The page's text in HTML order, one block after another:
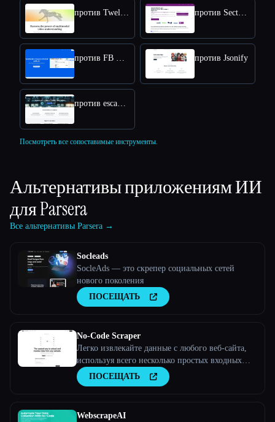
против Twelve Labs против Sector Radar
против FB Group AI Extractor против Jsonify
против escanearvulnerabilidades.com
Посмотреть все сопоставимые инструменты.
Альтернативы приложениям ИИ
дляParsera
Все альтернативы Parsera →
Socleads
SocleAds — это скрепер социальных сетей
нового поколения
ПОСЕЩАТЬ
No-Code Scraper
Легко извлекайте данные с любого веб-сайта,
используя всего несколько простых входных
данных.
ПОСЕЩАТЬ
WebscrapeAI